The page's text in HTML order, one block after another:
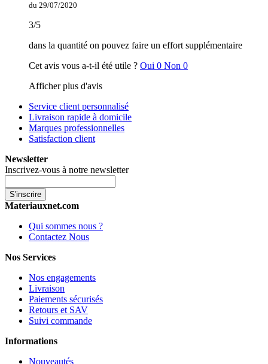
du 29/07/2020
3/5
dans la quantité on pouvez faire un effort supplémentaire
Cet avis vous a-t-il été utile ? Oui 0 Non 0
Afficher plus d'avis
Service client personnalisé
Livraison rapide à domicile
Marques professionnelles
Satisfaction client
Newsletter
Inscrivez-vous à notre newsletter
S'inscrire
Materiauxnet.com
Qui sommes nous ?
Contactez Nous
Nos Services
Nos engagements
Livraison
Paiements sécurisés
Retours et SAV
Suivi commande
Informations
Nouveautés